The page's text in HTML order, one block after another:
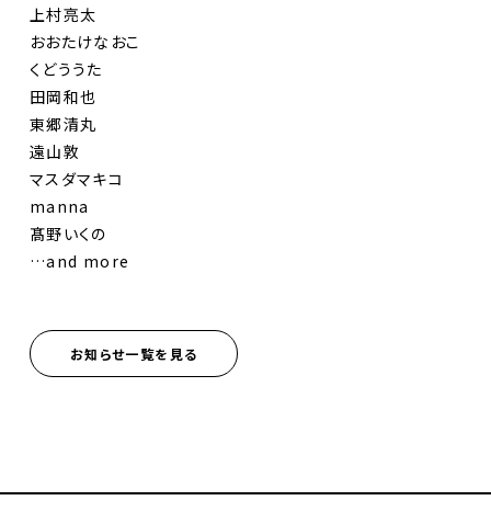
上村亮太
おおたけなおこ
くどううた
田岡和也
東郷清丸
遠山敦
マスダマキコ
manna
髙野いくの
…and more
お知らせ一覧を見る